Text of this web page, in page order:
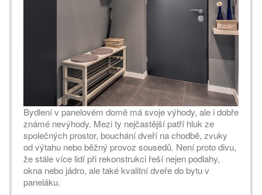
Bydlení v panelovém domě má svoje výhody, ale i dobře
známé nevýhody. Mezi ty nejčastější patří hluk ze
společných prostor, bouchání dveří na chodbě, zvuky
od výtahu nebo běžný provoz sousedů. Není proto divu,
že stále více lidí při rekonstrukci řeší nejen podlahy,
okna nebo jádro, ale také kvalitní dveře do bytu v
paneláku.